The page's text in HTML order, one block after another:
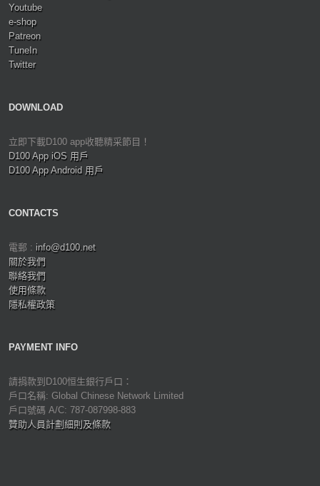
Youtube
e-shop
Patreon
TuneIn
Twitter
DOWNLOAD
立即下載D100 app收聽精采節目！
D100 App iOS 用戶
D100 App Android 用戶
CONTACTS
電郵 : info@d100.net
關於我們
聯絡我們
使用條款
隱私權政策
PAYMENT INFO
請捐款到D100恒生銀行戶口：
戶口名稱: Global Chinese Network Limited
戶口號碼 A/C: 787-087998-883
贊助人員計劃細則及條款